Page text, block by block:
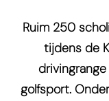
Ruim 250
tijdens de
golfsport.